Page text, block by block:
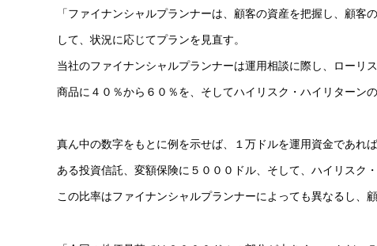
「ファイナンシャルプランナーは、顧客の資産を把握し、顧
して、状況に応じてプランを見直す。
当社のファイナンシャルプランナーは運用相談に際し、ローリ
商品に４０％から６０％を、そしてハイリスク・ハイリターン
真ん中の数字をもとに例を示せば、１万ドルを運用資金であれ
ある投資信託、変額保険に５０００ドル、そして、ハイリスク
この比率はファイナンシャルプランナーによっても異なるし、